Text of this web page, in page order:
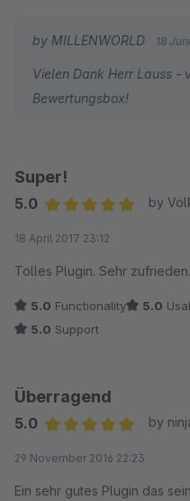
by MILLENWORLD 18
Vielen Dank Herr Lauss -
Bewertungsbox!
Super!
5.0
by
18 April 2017 23:12
Tolles Plugin. Sehr zufrieden.
5.0 Functionality 5.0
5.0 Support
Überragend
5.0
by
29 November 2016 22:23
Ein sehr gutes Plugin das